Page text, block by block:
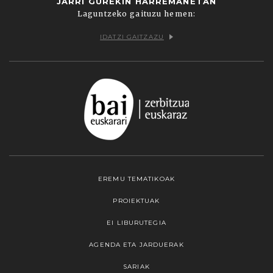
Laguntzeko gaituzu hemen:
IDATZI GAITZAZU
EREMU TEMATIKOAK
PROIEKTUAK
EI LIBURUTEGIA
AGENDA ETA JARDUERAK
SARIAK